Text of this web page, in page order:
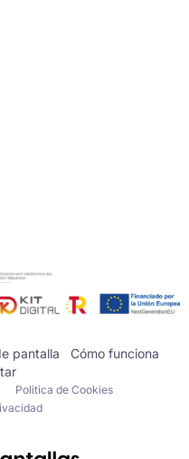
pantalla
Cómo funciona
Politica de Cookies